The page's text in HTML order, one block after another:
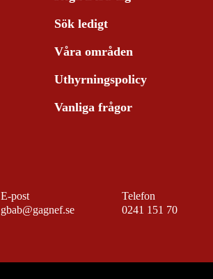
Sök ledigt
Våra områden
Uthyrningspolicy
Vanliga frågor
E-post
gbab@gagnef.se
Telefon
0241 151 70